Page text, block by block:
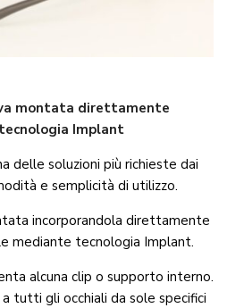
montata direttamente
tecnologia Implant
delle soluzioni più richieste dai
e semplicità di utilizzo.
incorporandola direttamente
mediante tecnologia Implant.
alcuna clip o supporto interno.
tutti gli occhiali da sole specifici